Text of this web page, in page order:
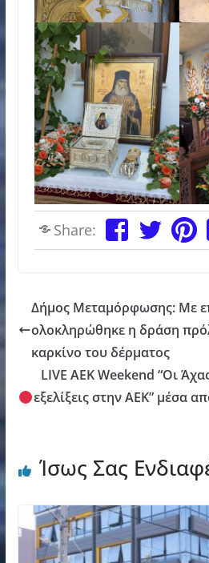
Share:
Δήμος Μεταμόρφωσης: Με
ολοκληρώθηκε η δράση
καρκίνο του δέρματος
LIVE AEK Weekend “Οι
εξελίξεις στην ΑΕΚ” μέσα
Ίσως Σας